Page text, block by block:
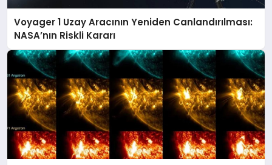
Voyager 1 Uzay Aracının Yeniden Canlandırılması:
NASA’nın Riskli Kararı